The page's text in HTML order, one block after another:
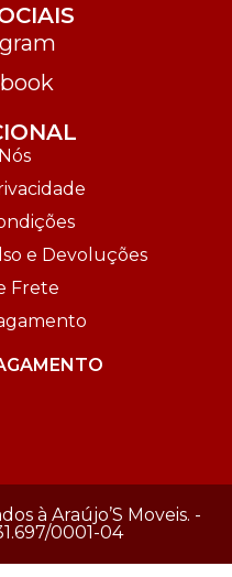
e Devoluções
Frete
à Araújo’S Moveis. -
0001-04